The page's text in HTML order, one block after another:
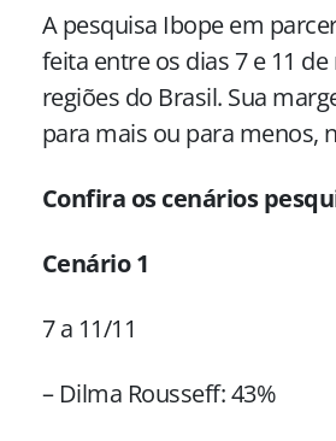
A pesquisa Ibope em
feita entre os dias 7 e 11
regiões do Brasil. Sua
para mais ou para menos,
Confira os cenários
Cenário 1
7 a 11/11
– Dilma Rousseff: 43%